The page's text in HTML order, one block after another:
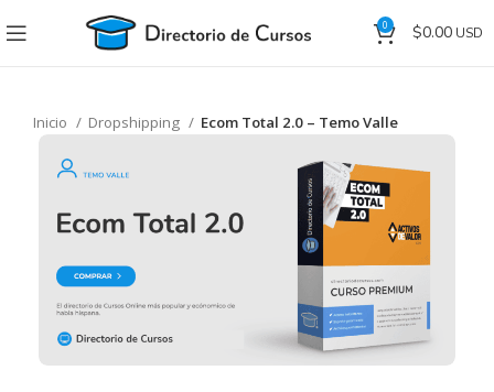
0 $0.00
Inicio Dropshipping Ecom Total 2.0 – Temo Valle